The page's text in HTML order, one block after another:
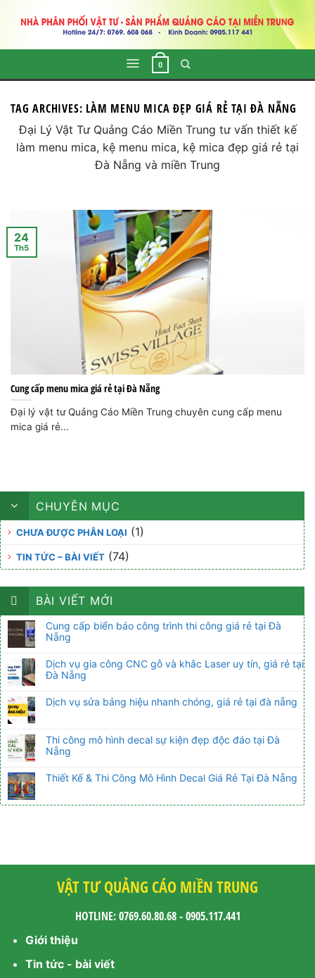
0
TAG ARCHIVES: LÀM MENU MICA ĐẸP GIÁ RẺ TẠI ĐÀ NẴNG
Đại Lý Vật Tư Quảng Cáo Miền Trung tư vấn thiết kế
làm menu mica, kệ menu mica, kệ mica đẹp giá rẻ tại
Đà Nẵng và miền Trung
Cung cấp menu mica giá rẻ tại Đà Nẵng
Đại lý vật tư Quảng Cáo Miền Trung chuyên cung cấp menu
mica giá rẻ...
24
Th5
CHUYÊN MỤC
CHƯA ĐƯỢC PHÂN LOẠI (1)
TIN TỨC – BÀI VIẾT (74)
BÀI VIẾT MỚI
Cung cấp biển báo công trình thi công giá rẻ tại Đà
Nẵng
Dịch vụ gia công CNC gỗ và khắc Laser uy tín, giá rẻ tại
Đà Nẵng
Dịch vụ sửa bảng hiệu nhanh chóng, giá rẻ tại đà nẵng
Thi công mô hình decal sự kiện đẹp độc đáo tại Đà
Nẵng
Thiết Kế & Thi Công Mô Hình Decal Giá Rẻ Tại Đà Nẵng
VẬT TƯ QUẢNG CÁO MIỀN TRUNG
HOTLINE: 0769.60.80.68 - 0905.117.441
Giới thiệu
Tin tức - bài viết